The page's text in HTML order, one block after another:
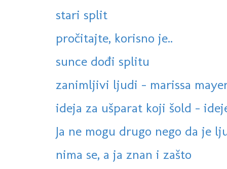
stari split
pročitajte, korisno je..
sunce dođi splitu
zanimljivi ljudi - marissa
ideja za ušparat koji šold -
Ja ne mogu drugo nego da je
nima se, a ja znan i zašto